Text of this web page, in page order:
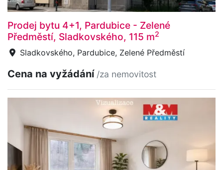
Prodej bytu 4+1, Pardubice - Zelené
Předměstí, Sladkovského, 115 m2
Sladkovského, Pardubice, Zelené Předměstí
Cena na vyžádání /za nemovitost